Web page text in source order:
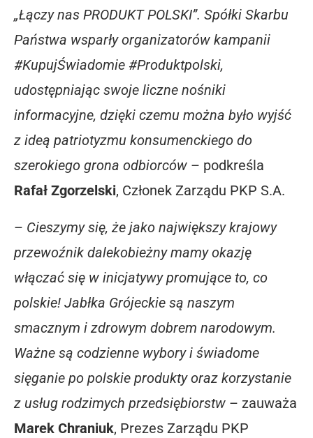
„Łączy nas PRODUKT POLSKI”. Spółki Skarbu
Państwa wsparły organizatorów kampanii
#KupujŚwiadomie #Produktpolski,
udostępniając swoje liczne nośniki
informacyjne, dzięki czemu można było wyjść
z ideą patriotyzmu konsumenckiego do
szerokiego grona odbiorców – podkreśla
Rafał Zgorzelski, Członek Zarządu PKP S.A.
– Cieszymy się, że jako największy krajowy
przewoźnik dalekobieżny mamy okazję
włączać się w inicjatywy promujące to, co
polskie! Jabłka Grójeckie są naszym
smacznym i zdrowym dobrem narodowym.
Ważne są codzienne wybory i świadome
sięganie po polskie produkty oraz korzystanie
z usług rodzimych przedsiębiorstw – zauważa
Marek Chraniuk, Prezes Zarządu PKP